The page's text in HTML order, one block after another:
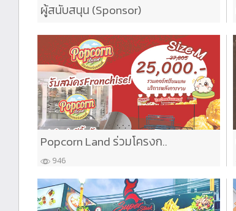
ผู้สนับสนุน (Sponsor)
Popcorn Land ร่วมโครงก..
946